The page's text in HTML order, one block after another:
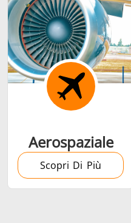
Calettamento a
caldo
Generatore &
Controllore
Aerospaziale
Scopri Di Più